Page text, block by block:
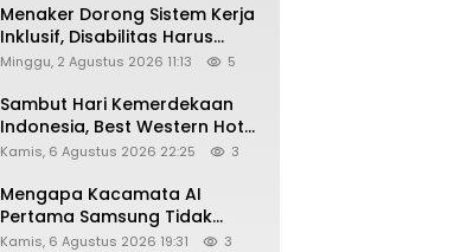
Menaker Dorong Sistem Kerja
Inklusif, Disabilitas Harus
Dapat Kesempatan Setara
Minggu, 2 Agustus 2026 11:13 5
Sambut Hari Kemerdekaan
Indonesia, Best Western Hotel
Hadirkan The Freedom Stay
Kamis, 6 Agustus 2026 22:25 3
Mengapa Kacamata AI
Pertama Samsung Tidak
Dibekali Layar?
Kamis, 6 Agustus 2026 19:31 3